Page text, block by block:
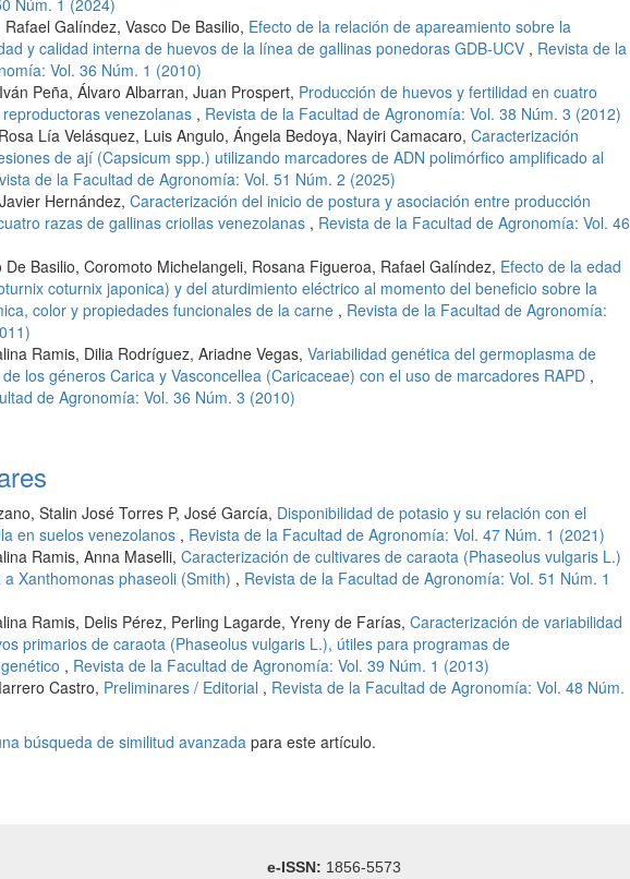
Núm. 1 (2024)
Galíndez, Vasco De Basilio, Efecto de la relación de apareamiento sobre la
y calidad interna de huevos de la línea de gallinas ponedoras GDB-UCV , Revista de la
Vol. 36 Núm. 1 (2010)
Peña, Álvaro Albarran, Juan Prospert, Producción de huevos y fertilidad en cuatro
venezolanas , Revista de la Facultad de Agronomía: Vol. 38 Núm. 3 (2012)
Lía Velásquez, Luis Angulo, Ángela Bedoya, Nayiri Camacaro, Caracterización
de ají (Capsicum spp.) utilizando marcadores de ADN polimórfico amplificado al
de la Facultad de Agronomía: Vol. 51 Núm. 2 (2025)
Hernández, Caracterización del inicio de postura y asociación entre producción
razas de gallinas criollas venezolanas , Revista de la Facultad de Agronomía: Vol. 46
De Basilio, Coromoto Michelangeli, Rosana Figueroa, Rafael Galíndez, Efecto de la edad
coturnix japonica) y del aturdimiento eléctrico al momento del beneficio sobre la
color y propiedades funcionales de la carne , Revista de la Facultad de Agronomía:
Ramis, Dilia Rodríguez, Ariadne Vegas, Variabilidad genética del germoplasma de
los géneros Carica y Vasconcellea (Caricaceae) con el uso de marcadores RAPD ,
de Agronomía: Vol. 36 Núm. 3 (2010)
Stalin José Torres P, José García, Disponibilidad de potasio y su relación con el
en suelos venezolanos , Revista de la Facultad de Agronomía: Vol. 47 Núm. 1 (2021)
Ramis, Anna Maselli, Caracterización de cultivares de caraota (Phaseolus vulgaris L.)
Xanthomonas phaseoli (Smith) , Revista de la Facultad de Agronomía: Vol. 51 Núm. 1
Ramis, Delis Pérez, Perling Lagarde, Yreny de Farías, Caracterización de variabilidad
primarios de caraota (Phaseolus vulgaris L.), útiles para programas de
, Revista de la Facultad de Agronomía: Vol. 39 Núm. 1 (2013)
Castro, Preliminares / Editorial , Revista de la Facultad de Agronomía: Vol. 48 Núm.
búsqueda de similitud avanzadapara este artículo.
e-ISSN: 1856-5573